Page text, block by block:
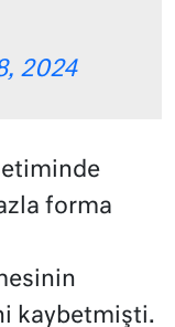
2024
forma
kaybetmişti.